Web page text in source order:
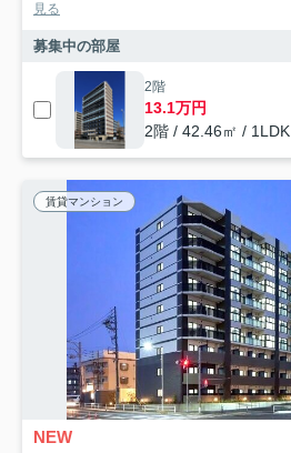
見る
募集中の部屋
2階
13.1万円
2階 / 42.46㎡ / 1LDK
賃貸マンション
NEW